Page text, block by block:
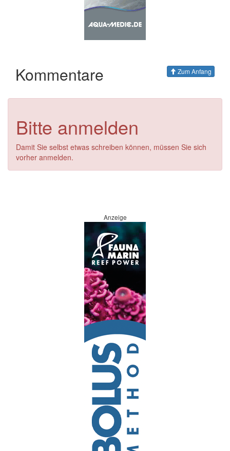
Kommentare Zum Anfang
Bitte anmelden
Damit Sie selbst etwas schreiben können, müssen Sie sich
vorher anmelden.
Anzeige